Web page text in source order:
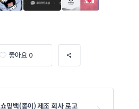
좋아요 0
쇼핑백(종이) 제조 회사 로고